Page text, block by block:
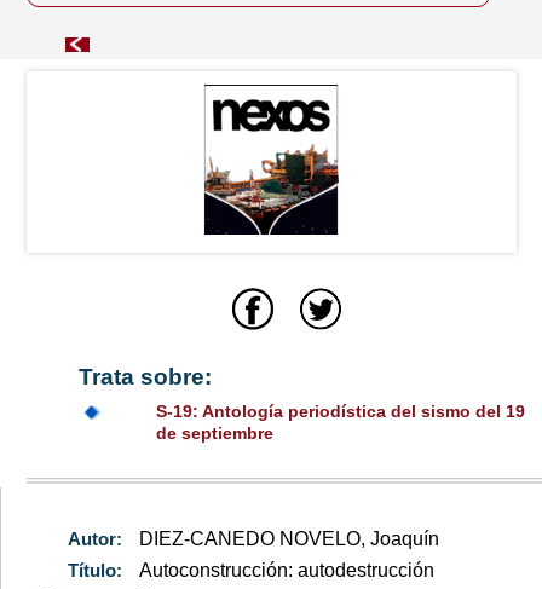
Trata sobre:
S-19: Antología periodística del sismo del 19
de septiembre
Autor:
DIEZ-CANEDO NOVELO, Joaquín
Título:
Autoconstrucción: autodestrucción